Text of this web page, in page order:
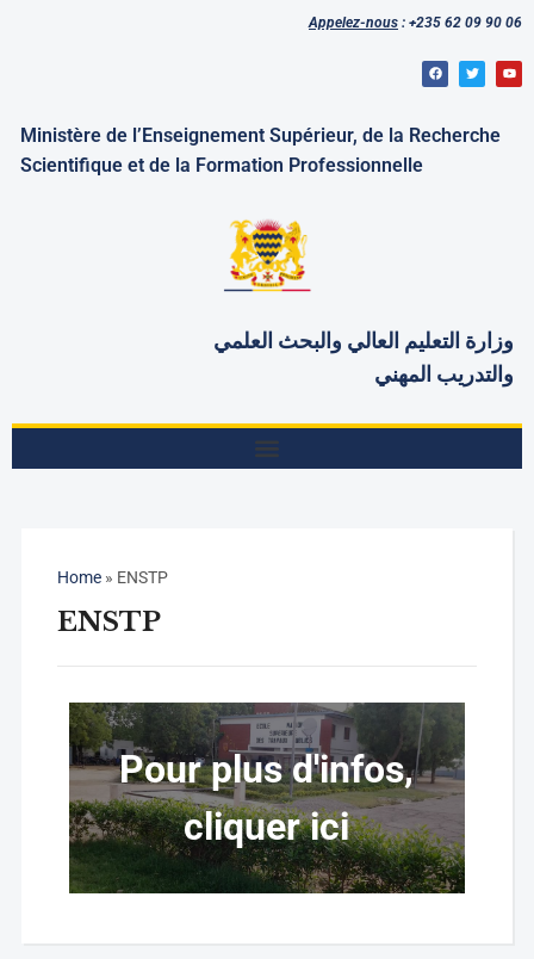
Appelez-nous : +235 62 09 90 06
Ministère de l’Enseignement Supérieur, de la Recherche
Scientifique et de la Formation Professionnelle
وزارة التعليم العالي والبحث العلمي
والتدريب المهني
Home» ENSTP
ENSTP
Pour plus d'infos,
cliquer ici